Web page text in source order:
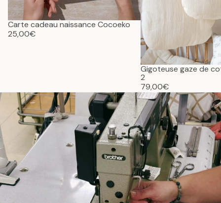
Carte cadeau naissance Cocoeko
25,00€
Gigoteuse gaze de
2
79,00€